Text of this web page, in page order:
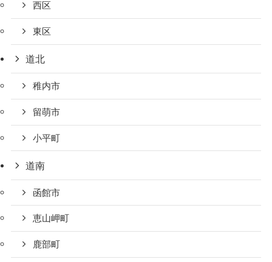
西区
東区
道北
稚内市
留萌市
小平町
道南
函館市
恵山岬町
鹿部町